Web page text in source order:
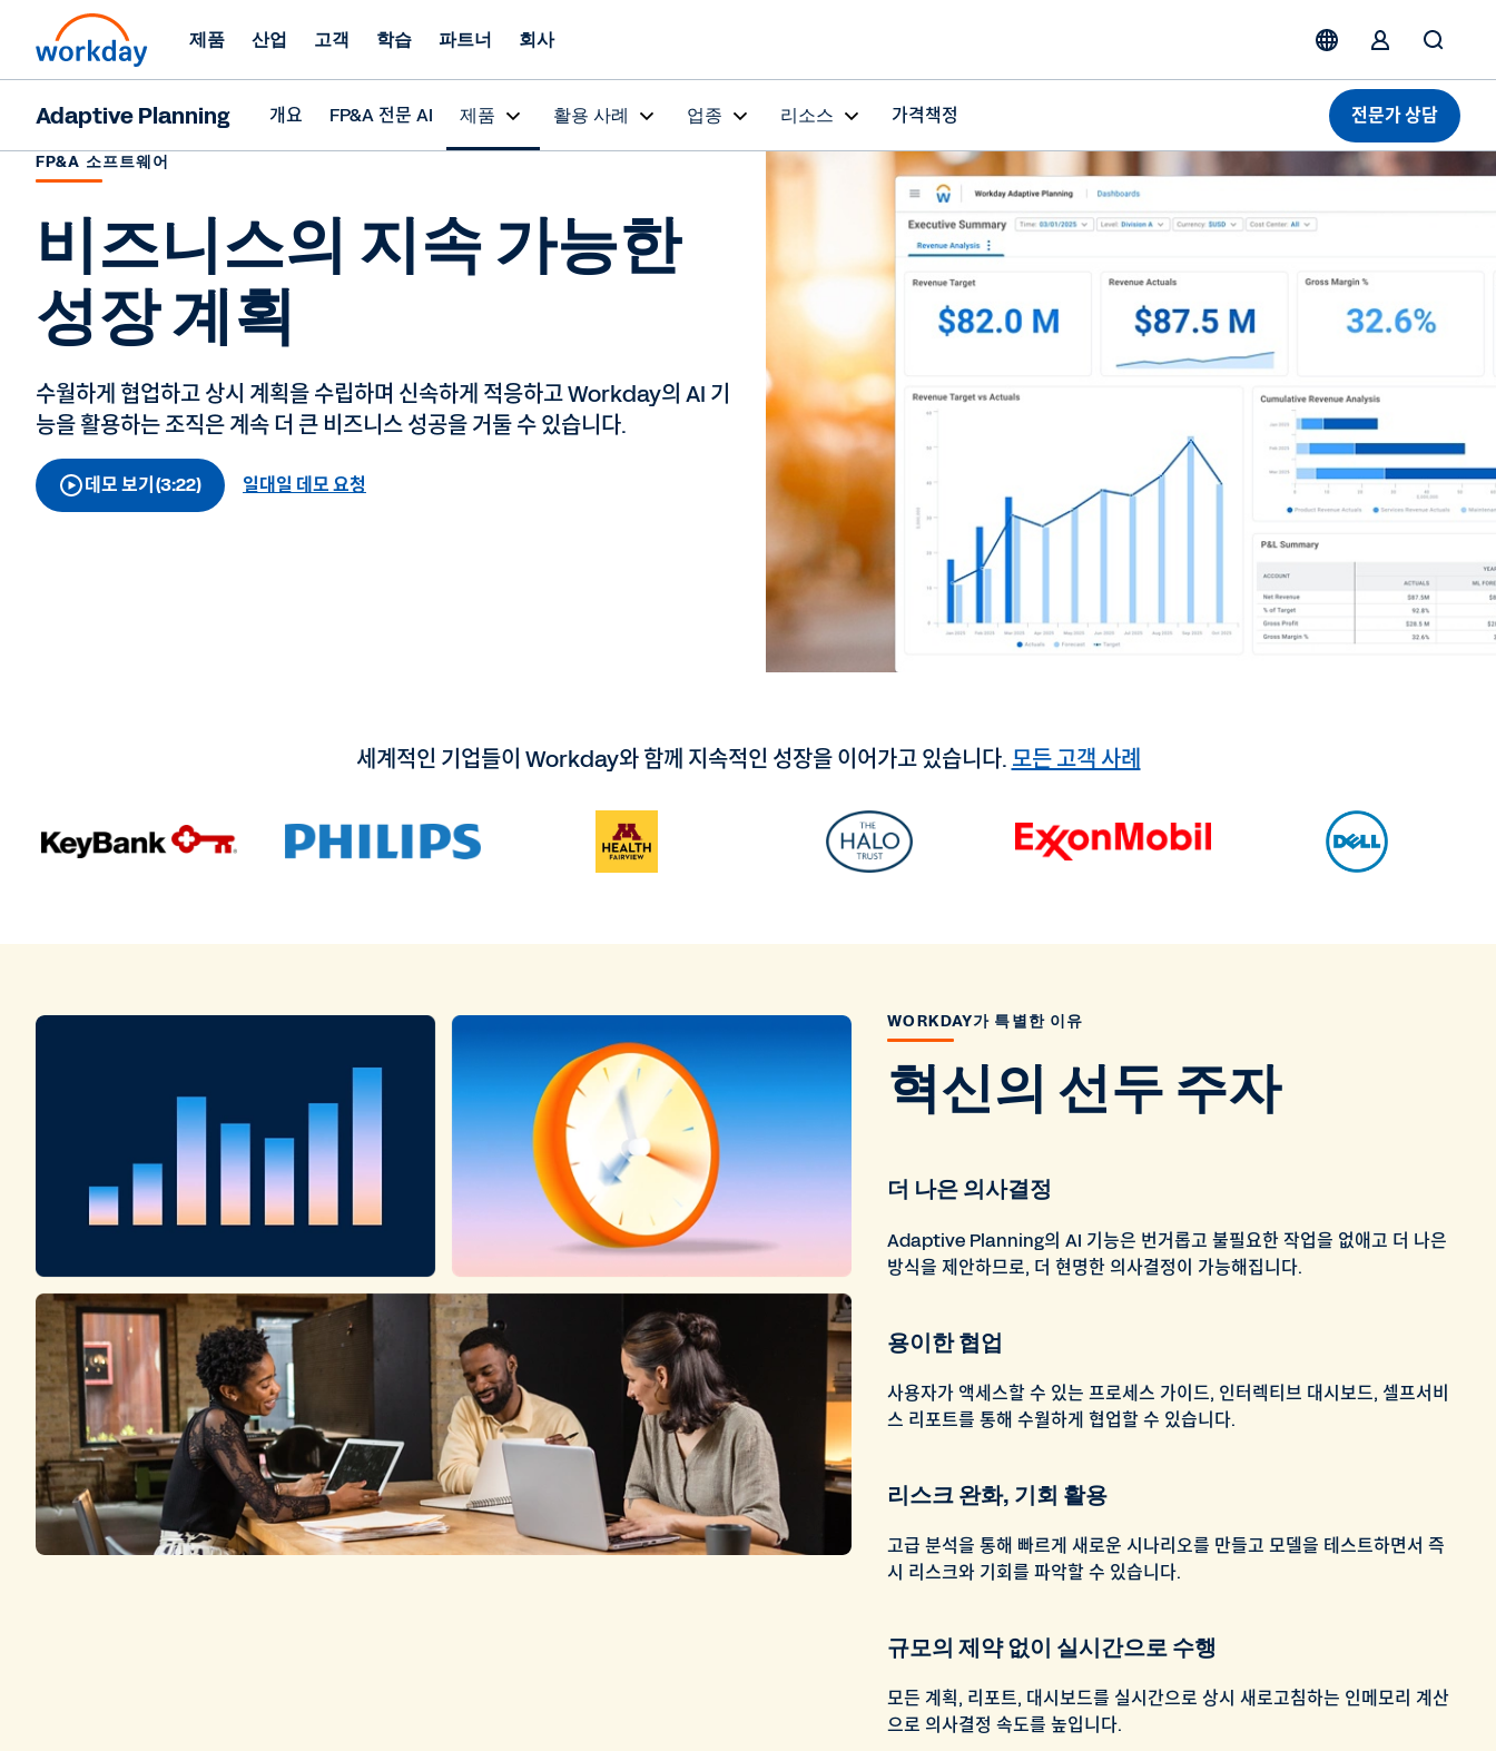
제품 산업 고객 학습 파트너 회사
Adaptive Planning 개요 FP&A 전문 AI 제품 활용 사례 업종 리소스 가격책정 전문가 상담
FP&A 소프트웨어
비즈니스의 지속 가능한
성장 계획
수월하게 협업하고 상시 계획을 수립하며 신속하게 적응하고 Workday의 AI 기
능을 활용하는 조직은 계속 더 큰 비즈니스 성공을 거둘 수 있습니다.
데모 보기(3:22) 일대일 데모 요청
세계적인 기업들이 Workday와 함께 지속적인 성장을 이어가고 있습니다. 모든 고객 사례
WORKDAY가 특별한 이유
혁신의 선두 주자
더 나은 의사결정
Adaptive Planning의 AI 기능은 번거롭고 불필요한 작업을 없애고 더 나은
방식을 제안하므로, 더 현명한 의사결정이 가능해집니다.
용이한 협업
사용자가 액세스할 수 있는 프로세스 가이드, 인터렉티브 대시보드, 셀프서비
스 리포트를 통해 수월하게 협업할 수 있습니다.
리스크 완화, 기회 활용
고급 분석을 통해 빠르게 새로운 시나리오를 만들고 모델을 테스트하면서 즉
시 리스크와 기회를 파악할 수 있습니다.
규모의 제약 없이 실시간으로 수행
모든 계획, 리포트, 대시보드를 실시간으로 상시 새로고침하는 인메모리 계산
으로 의사결정 속도를 높입니다.